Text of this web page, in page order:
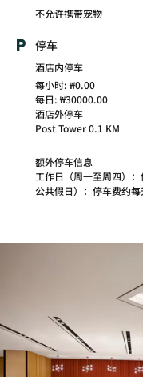
不允许携带宠物
停车
酒店内停车
每小时: ₩0.00
每日: ₩30000.00
酒店外停车
Post Tower 0.1 KM
额外停车信息
工作日（周一至周四）
公共假日）：停车费约